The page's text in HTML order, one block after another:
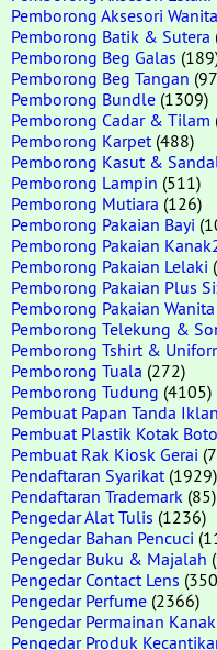
Pemborong Aksesori Wanita
Pemborong Batik & Sutera
Pemborong Beg Galas
Pemborong Beg Tangan
Pemborong Bundle (1309)
Pemborong Cadar & Tilam
Pemborong Karpet (488)
Pemborong Kasut &
Pemborong Lampin (511)
Pemborong Mutiara (126)
Pemborong Pakaian Bayi
Pemborong Pakaian
Pemborong Pakaian Lelaki
Pemborong Pakaian Plus
Pemborong Pakaian Wanita
Pemborong Telekung &
Pemborong Tshirt &
Pemborong Tuala (272)
Pemborong Tudung (4105)
Pembuat Papan Tanda Iklan
Pembuat Plastik Kotak
Pembuat Rak Kiosk Gerai
Pendaftaran Syarikat (1929)
Pendaftaran Trademark (85)
Pengedar Alat Tulis (1236)
Pengedar Bahan Pencuci
Pengedar Buku & Majalah
Pengedar Contact Lens
Pengedar Perfume (2366)
Pengedar Permainan
Pengedar Produk